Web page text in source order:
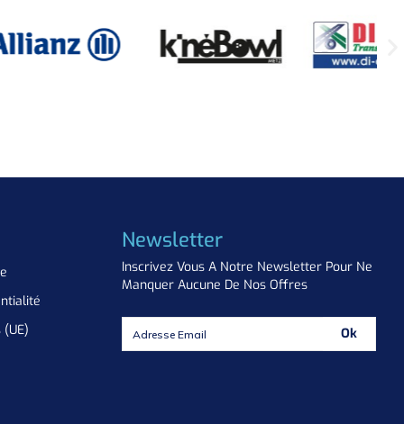
Newsletter
Inscrivez Vous A Notre Newsletter Pour Ne
Manquer Aucune De Nos Offres
Ok